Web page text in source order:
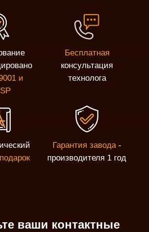
и
Бесплатная
консультация
технолога
Гарантия завода-
производителя 1 год
ваши контактные